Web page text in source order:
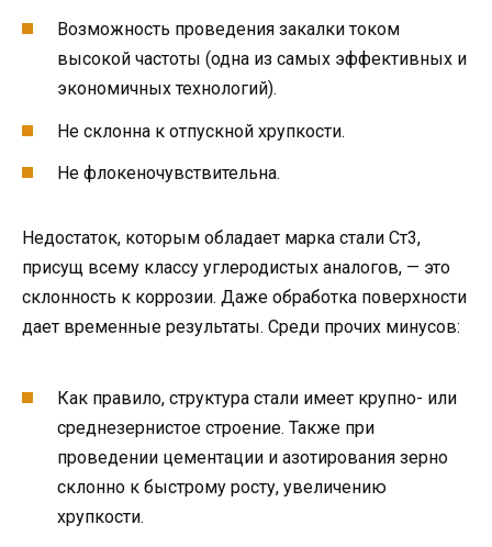
Возможность проведения закалки током
высокой частоты (одна из самых эффективных и
экономичных технологий).
Не склонна к отпускной хрупкости.
Не флокеночувствительна.
Недостаток, которым обладает марка стали Ст3,
присущ всему классу углеродистых аналогов, — это
склонность к коррозии. Даже обработка поверхности
дает временные результаты. Среди прочих минусов:
Как правило, структура стали имеет крупно- или
среднезернистое строение. Также при
проведении цементации и азотирования зерно
склонно к быстрому росту, увеличению
хрупкости.